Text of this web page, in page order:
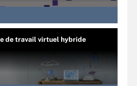
de travail virtuel hybride